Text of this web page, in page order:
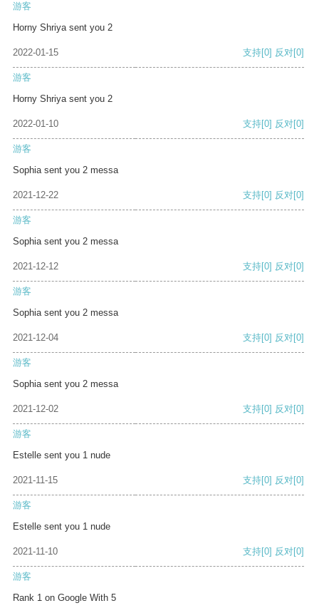
游客
Horny Shriya sent you 2
2022-01-15 支持[0] 反对[0]
游客
Horny Shriya sent you 2
2022-01-10 支持[0] 反对[0]
游客
Sophia sent you 2 messa
2021-12-22 支持[0] 反对[0]
游客
Sophia sent you 2 messa
2021-12-12 支持[0] 反对[0]
游客
Sophia sent you 2 messa
2021-12-04 支持[0] 反对[0]
游客
Sophia sent you 2 messa
2021-12-02 支持[0] 反对[0]
游客
Estelle sent you 1 nude
2021-11-15 支持[0] 反对[0]
游客
Estelle sent you 1 nude
2021-11-10 支持[0] 反对[0]
游客
Rank 1 on Google With 5